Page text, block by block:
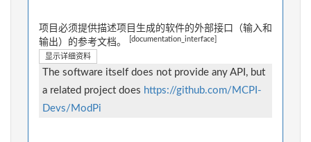
项目必须提供描述项目生成的软件的外部接口（输入和
输出）的参考文档。
[documentation_interface]
显示详细资料
The software itself does not provide any API, but
a related project does https://github.com/MCPI-
Devs/ModPi